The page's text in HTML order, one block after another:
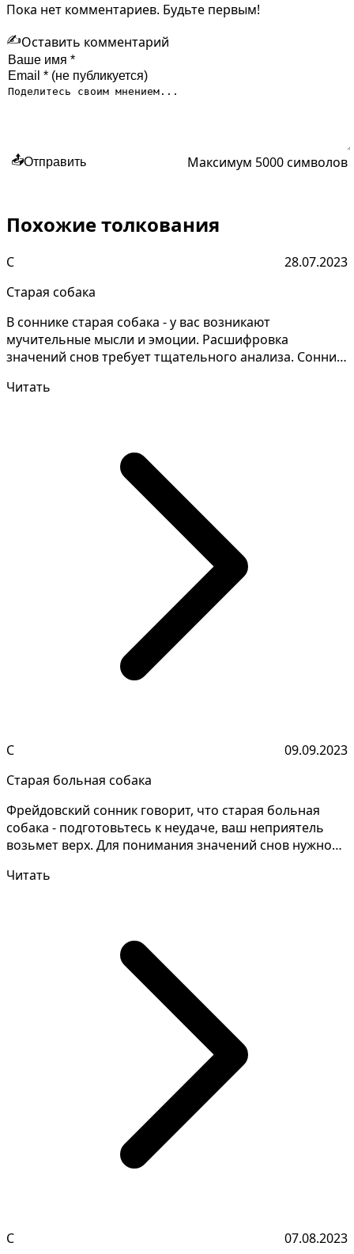
Пока нет комментариев. Будьте первым!
✍️Оставить комментарий
📤Отправить Максимум 5000 символов
Похожие толкования
С
28.07.2023
Старая собака
В соннике старая собака - у вас возникают
мучительные мысли и эмоции. Расшифровка
значений снов требует тщательного анализа. Сонник
Читать
С
09.09.2023
Старая больная собака
Фрейдовский сонник говорит, что старая больная
собака - подготовьтесь к неудаче, ваш неприятель
возьмет верх. Для понимания значений снов нужно
Читать
С 07.08.2023